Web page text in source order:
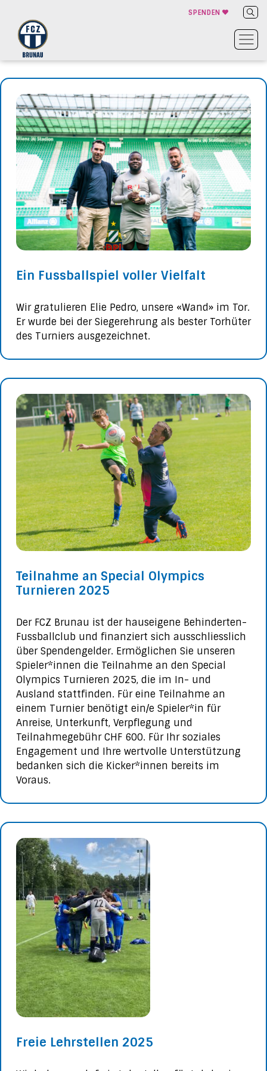
SPENDEN
Ein Fussballspiel voller Vielfalt
Wir gratulieren Elie Pedro, unsere «Wand» im Tor.
Er wurde bei der Siegerehrung als bester Torhüter
des Turniers ausgezeichnet.
Teilnahme an Special Olympics
Turnieren 2025
Der FCZ Brunau ist der hauseigene Behinderten-
Fussballclub und finanziert sich ausschliesslich
über Spendengelder. Ermöglichen Sie unseren
Spieler*innen die Teilnahme an den Special
Olympics Turnieren 2025, die im In- und
Ausland stattfinden. Für eine Teilnahme an
einem Turnier benötigt ein/e Spieler*in für
Anreise, Unterkunft, Verpflegung und
Teilnahmegebühr CHF 600. Für Ihr soziales
Engagement und Ihre wertvolle Unterstützung
bedanken sich die Kicker*innen bereits im
Voraus.
Freie Lehrstellen 2025